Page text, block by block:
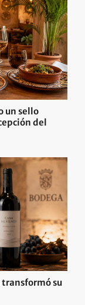
un sello
del
transformó su